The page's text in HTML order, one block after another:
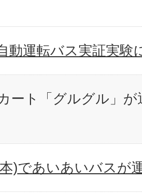
動運転バス実証実験
ート「グルグル」
)であいあいバスが